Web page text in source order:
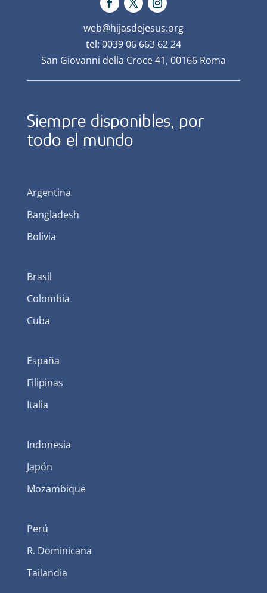
web@hijasdejesus.org
tel: 0039 06 663 62 24
San Giovanni della Croce 41, 00166 Roma
Siempre disponibles, por
todo el mundo
Argentina
Bangladesh
Bolivia
Brasil
Colombia
Cuba
España
Filipinas
Italia
Indonesia
Japón
Mozambique
Perú
R. Dominicana
Tailandia